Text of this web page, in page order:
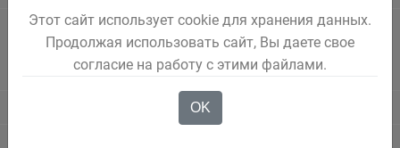
Информация о результатах проверок результативности
(экономности и эффективности) использования средств бюджета
Беловского городского округа
Этот сайт использует cookie для хранения данных.
Продолжая использовать сайт, Вы даете свое
согласие на работу с этими файлами.
OK